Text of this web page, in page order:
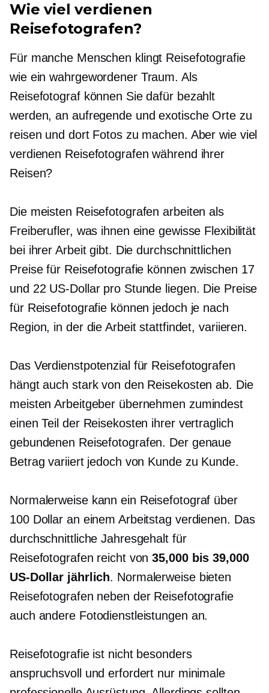
Wie viel verdienen
Reisefotografen?
Für manche Menschen klingt Reisefotografie
wie ein wahrgewordener Traum. Als
Reisefotograf können Sie dafür bezahlt
werden, an aufregende und exotische Orte zu
reisen und dort Fotos zu machen. Aber wie viel
verdienen Reisefotografen während ihrer
Reisen?
Die meisten Reisefotografen arbeiten als
Freiberufler, was ihnen eine gewisse Flexibilität
bei ihrer Arbeit gibt. Die durchschnittlichen
Preise für Reisefotografie können zwischen 17
und 22 US-Dollar pro Stunde liegen. Die Preise
für Reisefotografie können jedoch je nach
Region, in der die Arbeit stattfindet, variieren.
Das Verdienstpotenzial für Reisefotografen
hängt auch stark von den Reisekosten ab. Die
meisten Arbeitgeber übernehmen zumindest
einen Teil der Reisekosten ihrer vertraglich
gebundenen Reisefotografen. Der genaue
Betrag variiert jedoch von Kunde zu Kunde.
Normalerweise kann ein Reisefotograf über
100 Dollar an einem Arbeitstag verdienen. Das
durchschnittliche Jahresgehalt für
Reisefotografen reicht von35,000 bis 39,000
US-Dollar jährlich. Normalerweise bieten
Reisefotografen neben der Reisefotografie
auch andere Fotodienstleistungen an.
Reisefotografie ist nicht besonders
anspruchsvoll und erfordert nur minimale